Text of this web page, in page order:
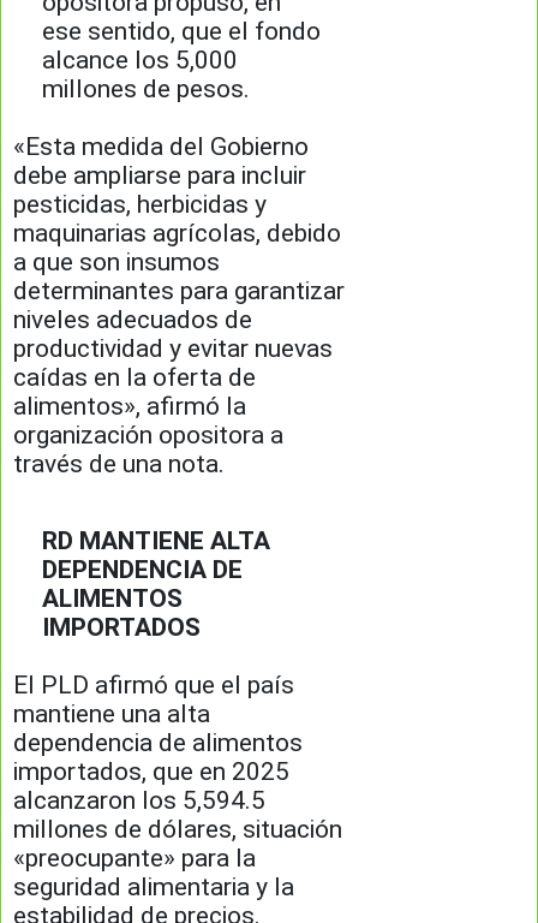
ese sentido, que el fondo
alcance los 5,000
millones de pesos.
«Esta medida del Gobierno
debe ampliarse para incluir
pesticidas, herbicidas y
maquinarias agrícolas, debido
a que son insumos
determinantes para garantizar
niveles adecuados de
productividad y evitar nuevas
caídas en la oferta de
alimentos», afirmó la
organización opositora a
través de una nota.
RD MANTIENE ALTA
DEPENDENCIA DE
ALIMENTOS
IMPORTADOS
El PLD afirmó que el país
mantiene una alta
dependencia de alimentos
importados, que en 2025
alcanzaron los 5,594.5
millones de dólares, situación
«preocupante» para la
seguridad alimentaria y la
estabilidad de precios.